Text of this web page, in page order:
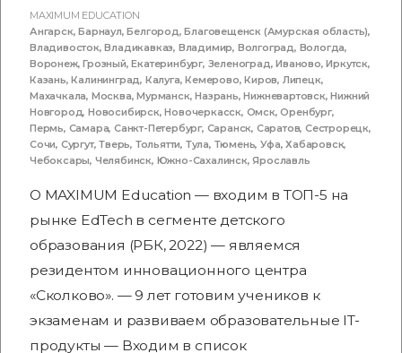
MAXIMUM EDUCATION
Ангарск,Барнаул,Белгород,Благовещенск (Амурская область),
Владивосток,Владикавказ, Владимир, Волгоград, Вологда,
Воронеж,Грозный,Екатеринбург, Зеленоград,Иваново,Иркутск,
Казань,Калининград, Калуга,Кемерово,Киров, Липецк,
Махачкала, Москва,Мурманск,Назрань,Нижневартовск,Нижний
Новгород,Новосибирск,Новочеркасск, Омск,Оренбург,
Пермь, Самара,Санкт-Петербург, Саранск, Саратов,Сестрорецк,
Сочи, Сургут,Тверь, Тольятти, Тула, Тюмень,Уфа,Хабаровск,
Чебоксары, Челябинск, Южно-Сахалинск,Ярославль
О MAXIMUM Education — входим в ТОП-5 на
рынке EdTech в сегменте детского
образования (РБК, 2022) — являемся
резидентом инновационного центра
«Сколково». — 9 лет готовим учеников к
экзаменам и развиваем образовательные IT-
продукты — Входим в список